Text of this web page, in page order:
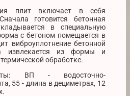
плит включает в себя
готовится бетонная
в специальную
с бетоном помещается в
виброуплотнение бетонной
извлекается из формы и
обработке.
ВП - водосточно-
55 - длина в дециметрах, 12